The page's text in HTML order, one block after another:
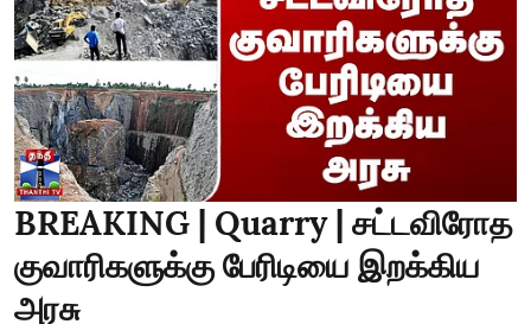
BREAKING | Quarry | சட்டவிரோத
குவாரிகளுக்கு பேரிடியை இறக்கிய
அரசு